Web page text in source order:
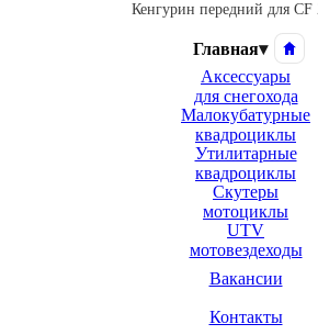
Кенгурин передний для CF
Главная▾
Аксессуары
для снегохода
Малокубатурные
квадроциклы
Утилитарные
квадроциклы
Скутеры
мотоциклы
UTV
мотовездеходы
Вакансии
Контакты